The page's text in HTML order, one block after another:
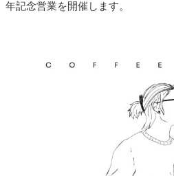
年記念営業を開催します。